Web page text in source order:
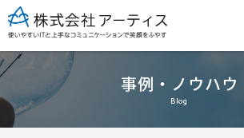
事例・ノウハウ
Blog